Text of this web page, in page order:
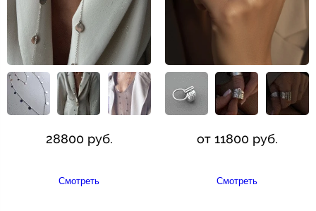
28800 руб.
Смотреть
от 11800 руб.
Смотреть